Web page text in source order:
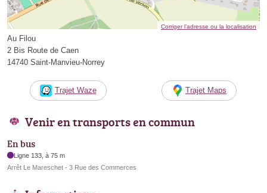
Corriger l’adresse ou la localisation
Au Filou
2 Bis Route de Caen
14740 Saint-Manvieu-Norrey
Trajet Waze Trajet Maps
Venir en transports en commun
En bus
Ligne 133, à 75 m
Arrêt Le Mareschet - 3 Rue des Commerces